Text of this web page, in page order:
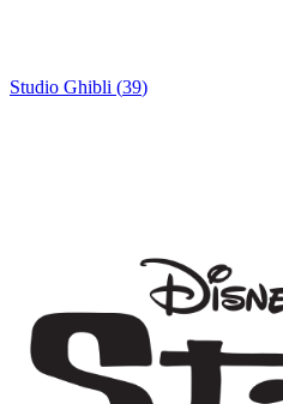
Studio Ghibli (39)